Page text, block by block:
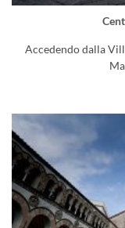
Accedendo dalla